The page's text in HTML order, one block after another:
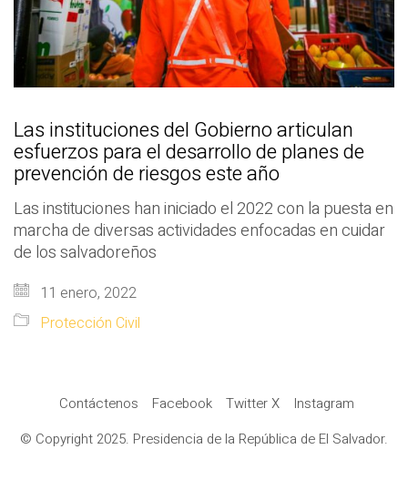
Las instituciones del Gobierno articulan
esfuerzos para el desarrollo de planes de
prevención de riesgos este año
Las instituciones han iniciado el 2022 con la puesta en
marcha de diversas actividades enfocadas en cuidar
de los salvadoreños
11 enero, 2022
Protección Civil
Contáctenos Facebook Twitter X
Instagram
© Copyright 2025. Presidencia de la República de El Salvador.